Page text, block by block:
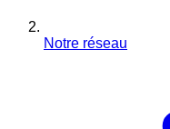
Notre réseau